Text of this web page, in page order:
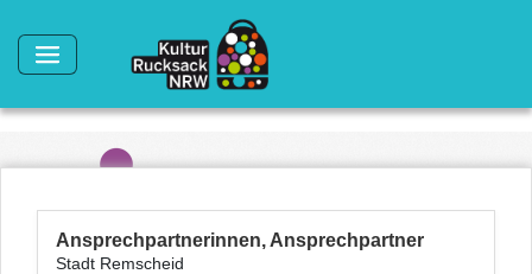
Ansprechpartnerinnen, Ansprechpartner
Stadt Remscheid